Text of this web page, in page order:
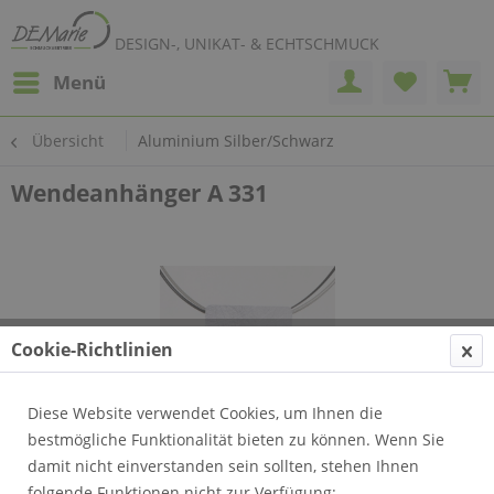
DESIGN-, UNIKAT- & ECHTSCHMUCK
Menü
Übersicht Aluminium Silber/Schwarz
Wendeanhänger A 331
Cookie-Richtlinien
Diese Website verwendet Cookies, um Ihnen die
bestmögliche Funktionalität bieten zu können. Wenn Sie
damit nicht einverstanden sein sollten, stehen Ihnen